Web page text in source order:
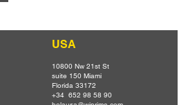
USA
10800 Nw 21st St
suite 150 Miami
Florida 33172
+34 652 98 58 90